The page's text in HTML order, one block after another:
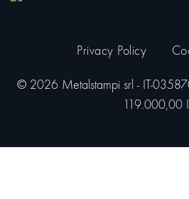
© 2026 Metalstampi srl - IT-
119.000,00
Privacy Policy